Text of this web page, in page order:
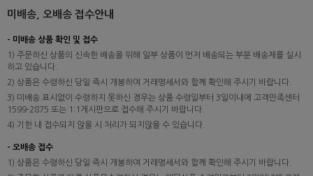
미배송, 오배송 접수안내
- 미배송 상품 확인 및 접수
1) 주문하신 상품의 신속한 배송을 위해 일부 상품이 먼저 배송되는 부분 배송제를 실시
하고 있습니다.
2) 상품은 수령하신 당일 즉시 개봉하여 거래명세서와 함께 확인해 주시기 바랍니다.
3) 미배송 표시없이 수령하지 못하신 경우는 상품 수령일부터 3일이내에 고객만족센터
1599-2875 또는 1:1게시판으로 접수해 주시기 바랍니다.
4) 기한 내 접수되지 않을 시 처리가 되지않을 수 있습니다.
- 오배송 접수
1) 상품은 수령하신 당일 즉시 개봉하여 거래명세서와 함께 확인해 주시기 바랍니다.